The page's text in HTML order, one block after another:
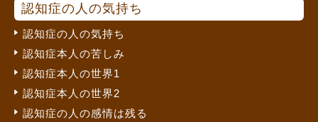
認知症の人の気持ち
認知症の人の気持ち
認知症本人の苦しみ
認知症本人の世界1
認知症本人の世界2
認知症の人の感情は残る